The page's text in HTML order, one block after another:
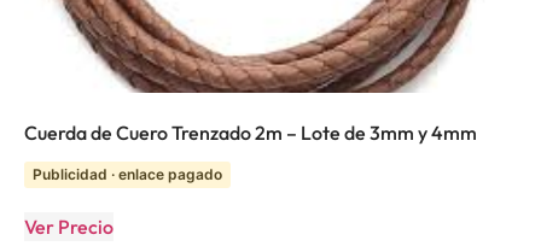
Cuerda de Cuero Trenzado 2m – Lote de 3mm y 4mm
Publicidad · enlace pagado
Ver Precio